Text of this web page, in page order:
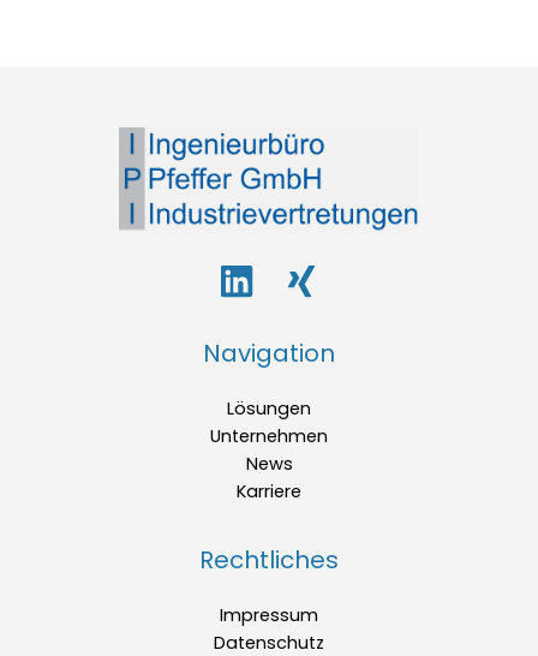
Navigation
Lösungen
Unternehmen
News
Karriere
Rechtliches
Impressum
Datenschutz